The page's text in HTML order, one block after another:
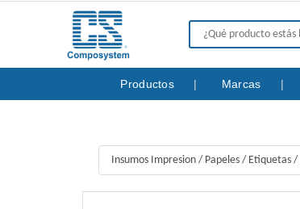
Productos Marcas
Insumos Impresion / Papeles / Etiquetas /